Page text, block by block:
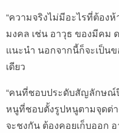
“ความจริงไม่มีอะไรที่ต้อง
มงคล เช่น อาวุธ ของมีคม
แนะนำ นอกจากนี้ก็จะเป็น
เดียว
“คนที่ชอบประดับสัญลักษณ์
หนูที่ชอบตั้งรูปหนูตามจุดต่
จะชงกัน ต้องคอยเก็บออก